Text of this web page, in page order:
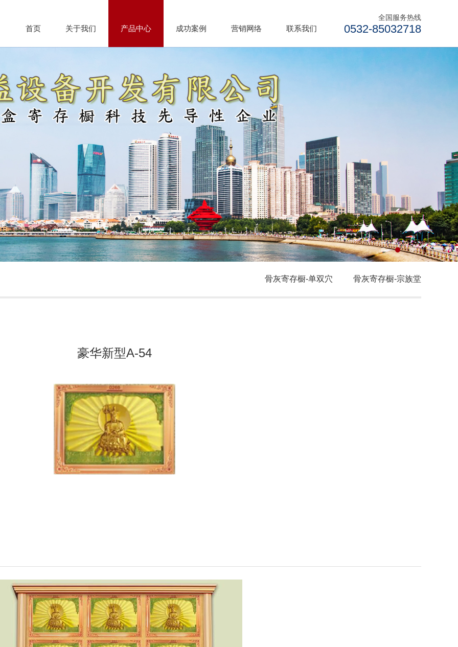
全国服务热线
0532-85032718
首页 关于我们 产品中心 成功案例 营销网络 联系我们
骨灰寄存橱-单双穴 骨灰寄存橱-宗族堂
豪华新型A-54